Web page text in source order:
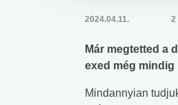
2024.04.11. 2
Már megtetted a
exed még mindig
Mindannyian